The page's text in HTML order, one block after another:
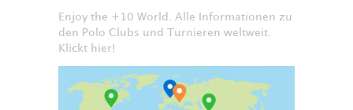
Enjoy the +10 World. Alle Informationen zu
den Polo Clubs und Turnieren weltweit.
Klickt hier!